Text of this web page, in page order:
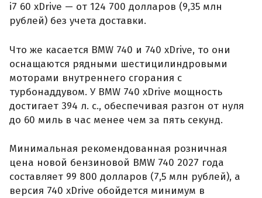
i7 60 xDrive — от 124 700 долларов (9,35 млн
рублей) без учета доставки.
Что же касается BMW 740 и 740 xDrive, то они
оснащаются рядными шестицилиндровыми
моторами внутреннего сгорания с
турбонаддувом. У BMW 740 xDrive мощность
достигает 394 л. с., обеспечивая разгон от нуля
до 60 миль в час менее чем за пять секунд.
Минимальная рекомендованная розничная
цена новой бензиновой BMW 740 2027 года
составляет 99 800 долларов (7,5 млн рублей), а
версия 740 xDrive обойдется минимум в